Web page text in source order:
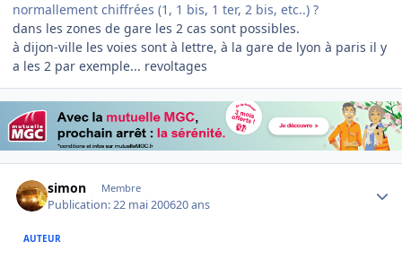
normallement chiffrées (1, 1 bis, 1 ter, 2 bis, etc..) ?
dans les zones de gare les 2 cas sont possibles.
à dijon-ville les voies sont à lettre, à la gare de lyon à paris il y
a les 2 par exemple... revoltages
simon Membre
Publication:22 mai 200620 ans
AUTEUR